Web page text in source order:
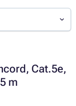
Cat.5e,
m